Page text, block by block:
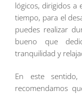
lógicos, dirigidos a
tiempo, para el
puedes realizar
bueno que
tranquilidad y
En este
recomendamos